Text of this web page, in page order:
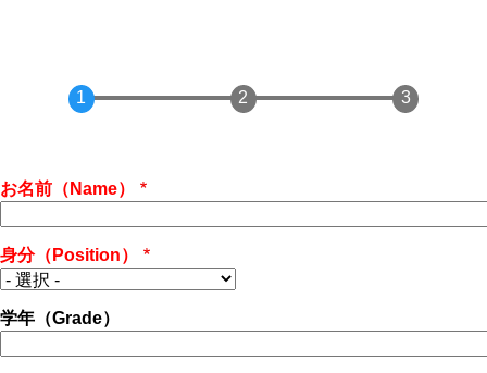
お名前（Name）
身分（Position）
学年（Grade）